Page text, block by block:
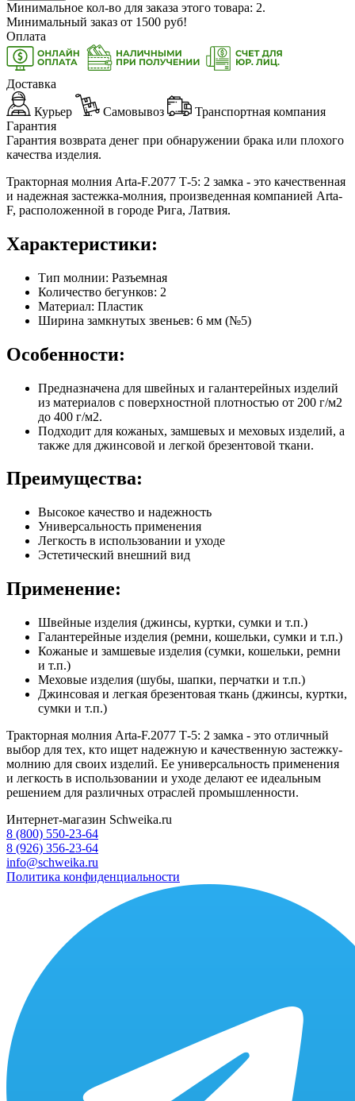
Минимальное кол-во для заказа этого товара: 2.
Минимальный заказ от 1500 руб!
Оплата
Доставка
Курьер Самовывоз
Транспортная компания
Гарантия
Гарантия возврата денег при обнаружении брака или плохого
качества изделия.
Тракторная молния Arta-F.2077 Т-5: 2 замка - это качественная
и надежная застежка-молния, произведенная компанией Arta-
F, расположенной в городе Рига, Латвия.
Характеристики:
Тип молнии: Разъемная
Количество бегунков: 2
Материал: Пластик
Ширина замкнутых звеньев: 6 мм (№5)
Особенности:
Предназначена для швейных и галантерейных изделий
из материалов с поверхностной плотностью от 200 г/м2
до 400 г/м2.
Подходит для кожаных, замшевых и меховых изделий, а
также для джинсовой и легкой брезентовой ткани.
Преимущества:
Высокое качество и надежность
Универсальность применения
Легкость в использовании и уходе
Эстетический внешний вид
Применение:
Швейные изделия (джинсы, куртки, сумки и т.п.)
Галантерейные изделия (ремни, кошельки, сумки и т.п.)
Кожаные и замшевые изделия (сумки, кошельки, ремни
и т.п.)
Меховые изделия (шубы, шапки, перчатки и т.п.)
Джинсовая и легкая брезентовая ткань (джинсы, куртки,
сумки и т.п.)
Тракторная молния Arta-F.2077 Т-5: 2 замка - это отличный
выбор для тех, кто ищет надежную и качественную застежку-
молнию для своих изделий. Ее универсальность применения
и легкость в использовании и уходе делают ее идеальным
решением для различных отраслей промышленности.
Интернет-магазин Schweika.ru
8 (800) 550-23-64
8 (926) 356-23-64
info@schweika.ru
Политика конфиденциальности